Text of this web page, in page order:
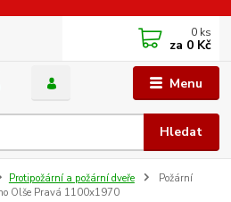
Menu
Hledat
0 ks
za 0 Kč
Protipožární a požární dveře
Požární
Olše Pravá 1100x1970